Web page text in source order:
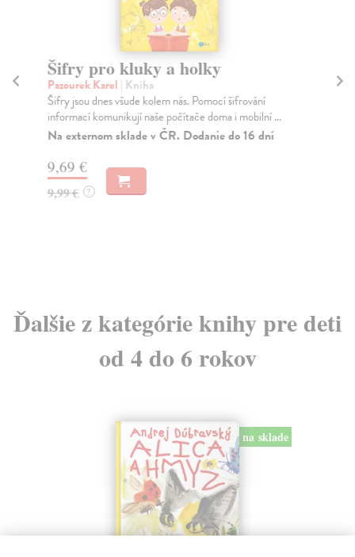
Šifry pro kluky a holky
Pazourek Karel | Kniha
Šifry jsou dnes všude kolem nás. Pomocí šifrování
informací komunikují naše počítače doma i mobilní ...
Na externom sklade v ČR. Dodanie do 16 dní
9,69 €
9,99 € ?
Ďalšie z kategórie knihy pre deti
od 4 do 6 rokov
na sklade